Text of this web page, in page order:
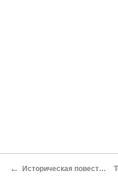
← Историческая повесть декабристов